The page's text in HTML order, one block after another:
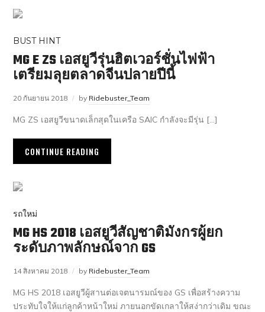
BUST HINT
MG E ZS เอสยูวีรุ่นฮิตเวอร์ชั่นไฟฟ้า
เตรียมลุยตลาดจีนปลายปีนี้
20 กันยายน 2018 by Ridebuster_Team
MG ZS เอสยูวีขนาดเล็กสุดในเครือ SAIC กำลังจะมีรุ่น […]
CONTINUE READING
รถใหม่
MG HS 2018 เอสยูวีสัญชาติมังกรผู้ยก
ระดับภาพลักษณ์จาก GS
14 สิงหาคม 2018 by Ridebuster_Team
MG HS 2018 เอสยูวีผู้สานต่อเจตนารมณ์ของ GS เพื่อสร้างความ
ประทับใจให้แก่ลูกค้าหน้าใหม่ ภายนอกขัดเกลาให้สง่ากว่าเดิม ขณะ